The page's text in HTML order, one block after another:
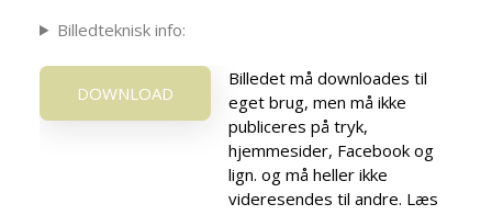
Billedteknisk info:
DOWNLOAD
Billedet må downloades til
eget brug, men må ikke
publiceres på tryk,
hjemmesider, Facebook og
lign. og må heller ikke
videresendes til andre. Læs